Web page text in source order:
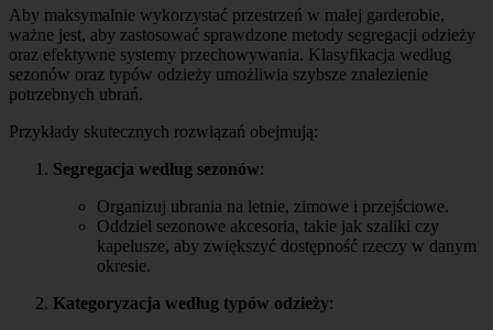
Aby maksymalnie wykorzystać przestrzeń w małej garderobie,
ważne jest, aby zastosować sprawdzone metody segregacji odzieży
oraz efektywne systemy przechowywania. Klasyfikacja według
sezonów oraz typów odzieży umożliwia szybsze znalezienie
potrzebnych ubrań.
Przykłady skutecznych rozwiązań obejmują:
Segregacja według sezonów:
Organizuj ubrania na letnie, zimowe i przejściowe.
Oddziel sezonowe akcesoria, takie jak szaliki czy
kapelusze, aby zwiększyć dostępność rzeczy w danym
okresie.
Kategoryzacja według typów odzieży: